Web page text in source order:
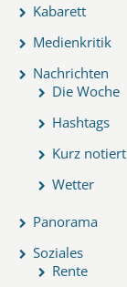
Kabarett
Medienkritik
Nachrichten
Die Woche
Hashtags
Kurz notiert
Wetter
Panorama
Soziales
Rente